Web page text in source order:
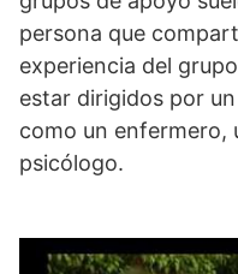
persona que
experiencia del
estar dirigidos por
como un enfermero,
psicólogo.